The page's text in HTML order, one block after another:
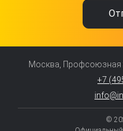
©
Москва, Профсоюзная
+7